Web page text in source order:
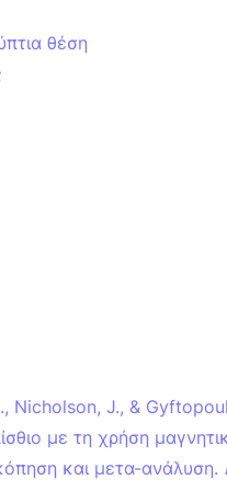
θέση
Nicholson, J., &
με τη χρήση
και μετα-ανάλυση.